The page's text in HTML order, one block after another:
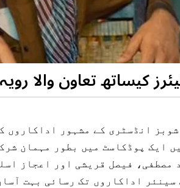
کیساتھ تعاون والا
انڈسٹری کے مشہور اداکاروں
ایک پوڈکاسٹ میں بطور مہمان
مصطفی، فیصل قریشی اور اعجاز
اداکاروں تک رسائی بہت